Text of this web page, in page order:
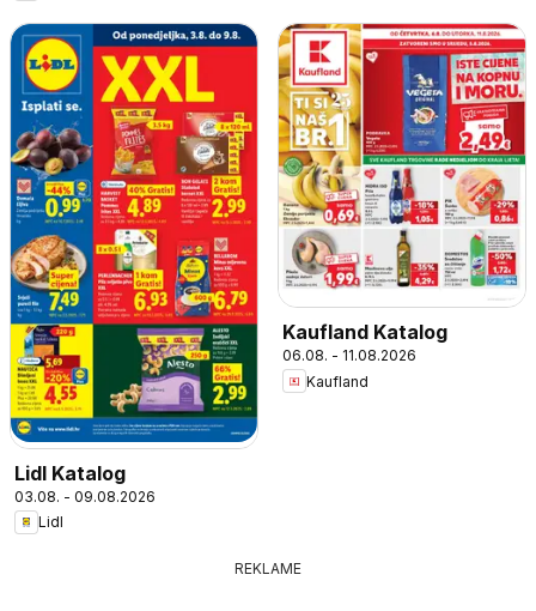
Lidl Katalog
03.08. - 09.08.2026
Lidl
Kaufland Katalog
06.08. - 11.08.2026
Kaufland
REKLAME